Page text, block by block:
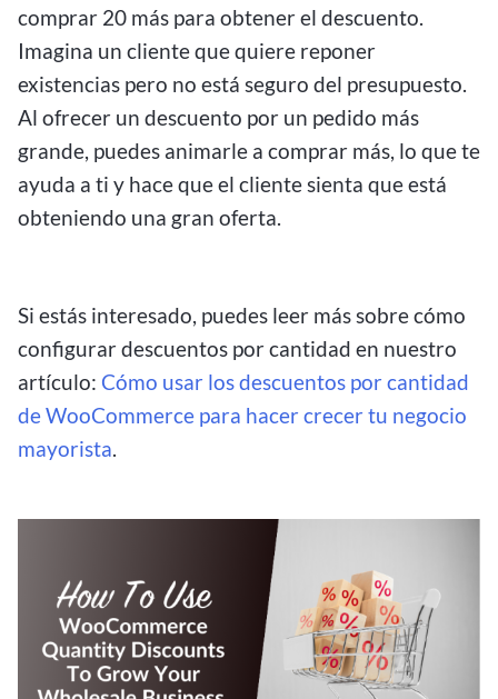
comprar 20 más para obtener el descuento.
Imagina un cliente que quiere reponer
existencias pero no está seguro del presupuesto.
Al ofrecer un descuento por un pedido más
grande, puedes animarle a comprar más, lo que te
ayuda a ti y hace que el cliente sienta que está
obteniendo una gran oferta.
Si estás interesado, puedes leer más sobre cómo
configurar descuentos por cantidad en nuestro
artículo: Cómo usar los descuentos por cantidad
de WooCommerce para hacer crecer tu negocio
mayorista.